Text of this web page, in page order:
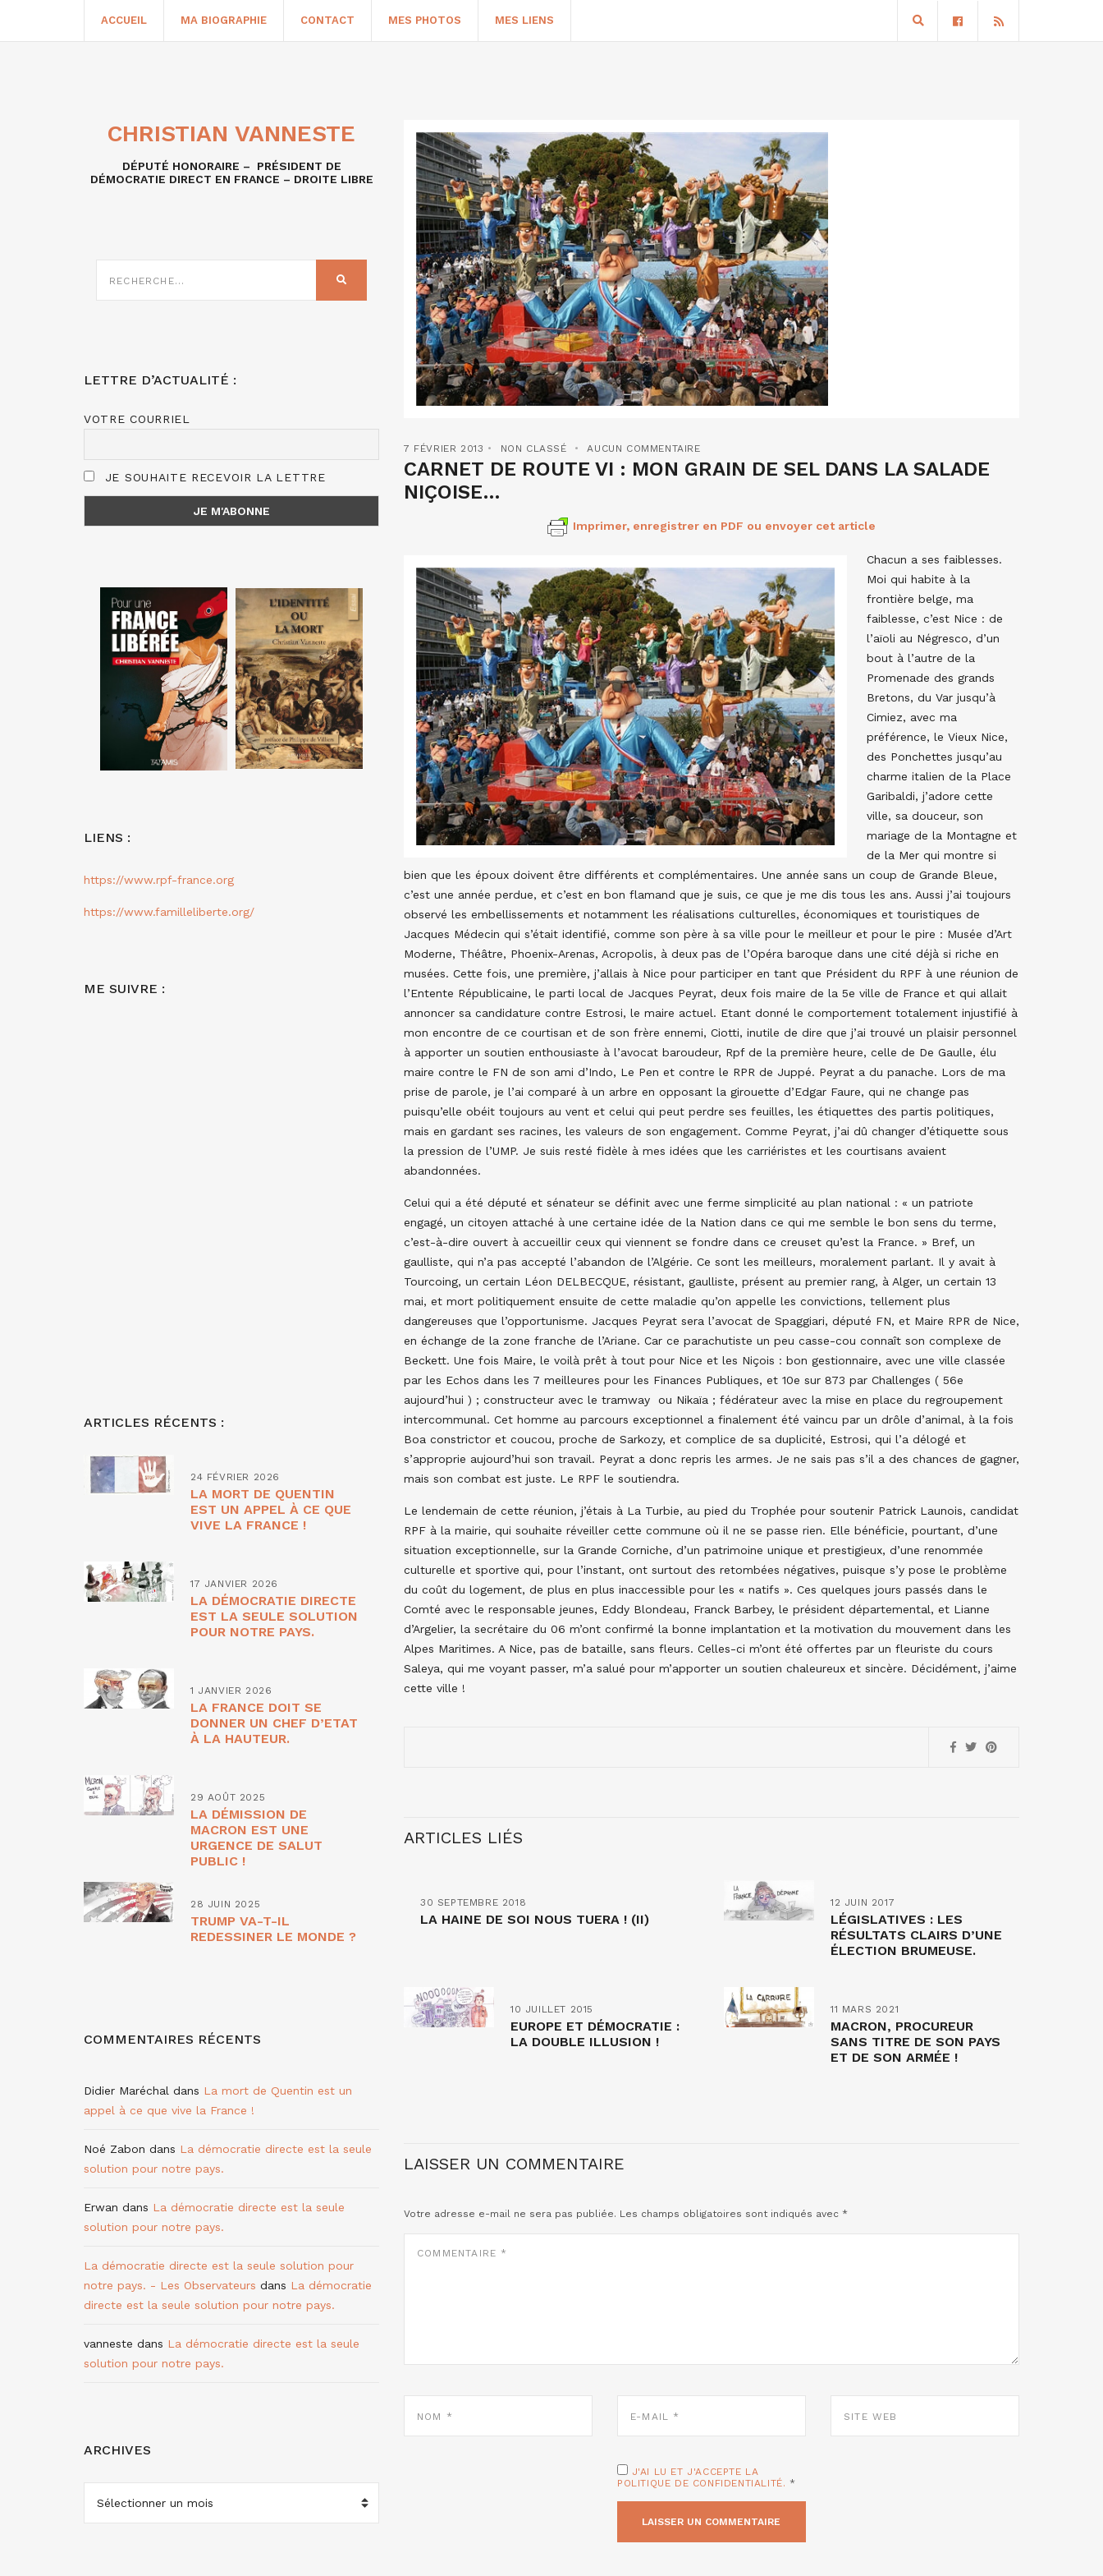
ACCUEIL MA BIOGRAPHIE CONTACT MES PHOTOS MES LIENS
7 FÉVRIER 2013 NON CLASSÉ AUCUN COMMENTAIRE
CARNET DE ROUTE VI : MON GRAIN DE SEL DANS LA SALADE
NIÇOISE…
Imprimer, enregistrer en PDF ou envoyer cet article
Chacun a ses faiblesses.
Moi qui habite à la
frontière belge, ma
faiblesse, c’est Nice : de
l’aïoli au Négresco, d’un
bout à l’autre de la
Promenade des grands
Bretons, du Var jusqu’à
Cimiez, avec ma
préférence, le Vieux Nice,
des Ponchettes jusqu’au
charme italien de la Place
Garibaldi, j’adore cette
ville, sa douceur, son
mariage de la Montagne et
de la Mer qui montre si
bien que les époux doivent être différents et complémentaires. Une année sans un coup de Grande Bleue,
c’est une année perdue, et c’est en bon flamand que je suis, ce que je me dis tous les ans. Aussi j’ai toujours
observé les embellissements et notamment les réalisations culturelles, économiques et touristiques de
Jacques Médecin qui s’était identifié, comme son père à sa ville pour le meilleur et pour le pire : Musée d’Art
Moderne, Théâtre, Phoenix-Arenas, Acropolis, à deux pas de l’Opéra baroque dans une cité déjà si riche en
musées. Cette fois, une première, j’allais à Nice pour participer en tant que Président du RPF à une réunion de
l’Entente Républicaine, le parti local de Jacques Peyrat, deux fois maire de la 5e ville de France et qui allait
annoncer sa candidature contre Estrosi, le maire actuel. Etant donné le comportement totalement injustifié à
mon encontre de ce courtisan et de son frère ennemi, Ciotti, inutile de dire que j’ai trouvé un plaisir personnel
à apporter un soutien enthousiaste à l’avocat baroudeur, Rpf de la première heure, celle de De Gaulle, élu
maire contre le FN de son ami d’Indo, Le Pen et contre le RPR de Juppé. Peyrat a du panache. Lors de ma
prise de parole, je l’ai comparé à un arbre en opposant la girouette d’Edgar Faure, qui ne change pas
puisqu’elle obéit toujours au vent et celui qui peut perdre ses feuilles, les étiquettes des partis politiques,
mais en gardant ses racines, les valeurs de son engagement. Comme Peyrat, j’ai dû changer d’étiquette sous
la pression de l’UMP. Je suis resté fidèle à mes idées que les carriéristes et les courtisans avaient
abandonnées.
Celui qui a été député et sénateur se définit avec une ferme simplicité au plan national : « un patriote
engagé, un citoyen attaché à une certaine idée de la Nation dans ce qui me semble le bon sens du terme,
c’est-à-dire ouvert à accueillir ceux qui viennent se fondre dans ce creuset qu’est la France. » Bref, un
gaulliste, qui n’a pas accepté l’abandon de l’Algérie. Ce sont les meilleurs, moralement parlant. Il y avait à
Tourcoing, un certain Léon DELBECQUE, résistant, gaulliste, présent au premier rang, à Alger, un certain 13
mai, et mort politiquement ensuite de cette maladie qu’on appelle les convictions, tellement plus
dangereuses que l’opportunisme. Jacques Peyrat sera l’avocat de Spaggiari, député FN, et Maire RPR de Nice,
en échange de la zone franche de l’Ariane. Car ce parachutiste un peu casse-cou connaît son complexe de
Beckett. Une fois Maire, le voilà prêt à tout pour Nice et les Niçois : bon gestionnaire, avec une ville classée
par les Echos dans les 7 meilleures pour les Finances Publiques, et 10e sur 873 par Challenges ( 56e
aujourd’hui ) ; constructeur avec le tramway ou Nikaïa ; fédérateur avec la mise en place du regroupement
intercommunal. Cet homme au parcours exceptionnel a finalement été vaincu par un drôle d’animal, à la fois
Boa constrictor et coucou, proche de Sarkozy, et complice de sa duplicité, Estrosi, qui l’a délogé et
s’approprie aujourd’hui son travail. Peyrat a donc repris les armes. Je ne sais pas s’il a des chances de gagner,
mais son combat est juste. Le RPF le soutiendra.
Le lendemain de cette réunion, j’étais à La Turbie, au pied du Trophée pour soutenir Patrick Launois, candidat
RPF à la mairie, qui souhaite réveiller cette commune où il ne se passe rien. Elle bénéficie, pourtant, d’une
situation exceptionnelle, sur la Grande Corniche, d’un patrimoine unique et prestigieux, d’une renommée
culturelle et sportive qui, pour l’instant, ont surtout des retombées négatives, puisque s’y pose le problème
du coût du logement, de plus en plus inaccessible pour les « natifs ». Ces quelques jours passés dans le
Comté avec le responsable jeunes, Eddy Blondeau, Franck Barbey, le président départemental, et Lianne
d’Argelier, la secrétaire du 06 m’ont confirmé la bonne implantation et la motivation du mouvement dans les
Alpes Maritimes. A Nice, pas de bataille, sans fleurs. Celles-ci m’ont été offertes par un fleuriste du cours
Saleya, qui me voyant passer, m’a salué pour m’apporter un soutien chaleureux et sincère. Décidément, j’aime
cette ville !
ARTICLES LIÉS
30 SEPTEMBRE 2018
LA HAINE DE SOI NOUS TUERA ! (II)
12 JUIN 2017
LÉGISLATIVES : LES
RÉSULTATS CLAIRS D’UNE
ÉLECTION BRUMEUSE.
10 JUILLET 2015
EUROPE ET DÉMOCRATIE :
LA DOUBLE ILLUSION !
11 MARS 2021
MACRON, PROCUREUR
SANS TITRE DE SON PAYS
ET DE SON ARMÉE !
LAISSER UN COMMENTAIRE
Votre adresse e-mail ne sera pas publiée. Les champs obligatoires sont indiqués avec *
COMMENTAIRE
NOM
E-
MAIL
SITE
WEB
J'AI LU ET J'ACCEPTE LA
POLITIQUE DE CONFIDENTIALITÉ. *
CHRISTIAN VANNESTE
DÉPUTÉ HONORAIRE – PRÉSIDENT DE
DÉMOCRATIE DIRECT EN FRANCE – DROITE LIBRE
SUR
LETTRE D’ACTUALITÉ :
VOTRE COURRIEL
JE SOUHAITE RECEVOIR LA LETTRE
LIENS :
https://www.rpf-france.org
https://www.familleliberte.org/
ME SUIVRE :
ARTICLES RÉCENTS :
24 FÉVRIER 2026
LA MORT DE QUENTIN
EST UN APPEL À CE QUE
VIVE LA FRANCE !
17 JANVIER 2026
LA DÉMOCRATIE DIRECTE
EST LA SEULE SOLUTION
POUR NOTRE PAYS.
1 JANVIER 2026
LA FRANCE DOIT SE
DONNER UN CHEF D’ETAT
À LA HAUTEUR.
29 AOÛT 2025
LA DÉMISSION DE
MACRON EST UNE
URGENCE DE SALUT
PUBLIC !
28 JUIN 2025
TRUMP VA-T-IL
REDESSINER LE MONDE ?
COMMENTAIRES RÉCENTS
Didier Maréchal dans La mort de Quentin est un
appel à ce que vive la France !
Noé Zabon dans La démocratie directe est la seule
solution pour notre pays.
Erwan dans La démocratie directe est la seule
solution pour notre pays.
La démocratie directe est la seule solution pour
notre pays. - Les Observateurs dans La démocratie
directe est la seule solution pour notre pays.
vanneste dans La démocratie directe est la seule
solution pour notre pays.
ARCHIVES
ARCHIVES